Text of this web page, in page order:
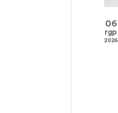
06
rgp
2026